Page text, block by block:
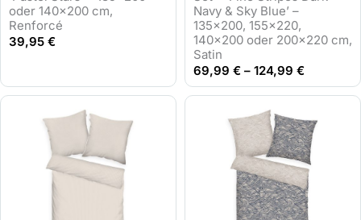
oder 140×200 cm,
Renforcé
39,95 €
Navy & Sky Blue’ –
135×200, 155×220,
140×200 oder 200×220 cm,
Satin
69,99 € – 124,99 €